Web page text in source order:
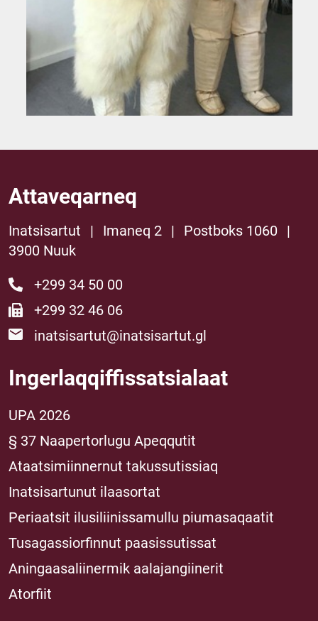
Attaveqarneq
Inatsisartut | Imaneq 2 | Postboks 1060
|
3900 Nuuk
+299 34 50 00
+299 32 46 06
inatsisartut@inatsisartut.gl
Ingerlaqqiffissatsialaat
UPA 2026
§ 37 Naapertorlugu Apeqqutit
Ataatsimiinnernut takussutissiaq
Inatsisartunut ilaasortat
Periaatsit ilusiliinissamullu piumasaqaatit
Tusagassiorfinnut paasissutissat
Aningaasaliinermik aalajangiinerit
Atorfiit